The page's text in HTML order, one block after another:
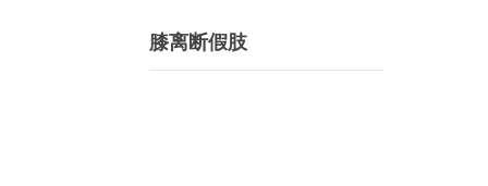
膝离断假肢